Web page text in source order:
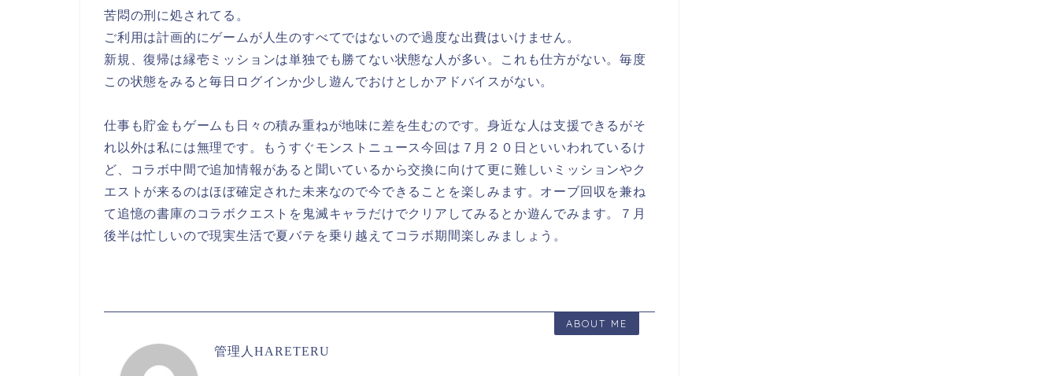
苦悶の刑に処されてる。
ご利用は計画的にゲームが人生のすべてではないので過度な出費はいけません。
新規、復帰は縁壱ミッションは単独でも勝てない状態な人が多い。これも仕方がない。毎度
この状態をみると毎日ログインか少し遊んでおけとしかアドバイスがない。
仕事も貯金もゲームも日々の積み重ねが地味に差を生むのです。身近な人は支援できるがそ
れ以外は私には無理です。もうすぐモンストニュース今回は７月２０日といいわれているけ
ど、コラボ中間で追加情報があると聞いているから交換に向けて更に難しいミッションやク
エストが来るのはほぼ確定された未来なので今できることを楽しみます。オーブ回収を兼ね
て追憶の書庫のコラボクエストを鬼滅キャラだけでクリアしてみるとか遊んでみます。７月
後半は忙しいので現実生活で夏バテを乗り越えてコラボ期間楽しみましょう。
ABOUT ME
管理人HARETERU